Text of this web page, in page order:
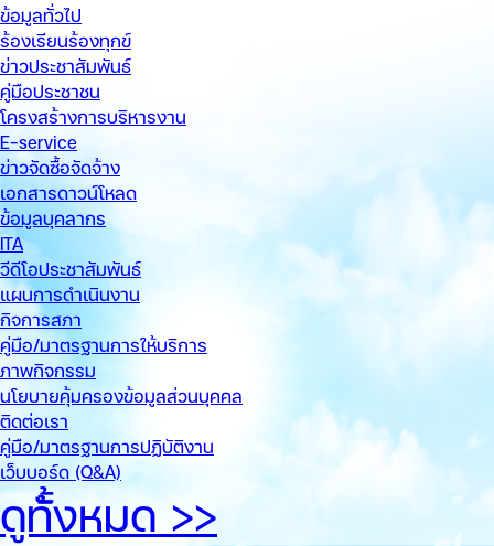
ข้อมูลทั่วไป
ร้องเรียนร้องทุกข์
ข่าวประชาสัมพันธ์
คู่มือประชาชน
โครงสร้างการบริหารงาน
E-service
ข่าวจัดซื้อจัดจ้าง
เอกสารดาวน์โหลด
ข้อมูลบุคลากร
ITA
วีดีโอประชาสัมพันธ์
แผนการดำเนินงาน
กิจการสภา
คู่มือ/มาตรฐานการให้บริการ
ภาพกิจกรรม
นโยบายคุ้มครองข้อมูลส่วนบุคคล
ติดต่อเรา
คู่มือ/มาตรฐานการปฏิบัติงาน
เว็บบอร์ด (Q&A)
ดูทั้้งหมด >>